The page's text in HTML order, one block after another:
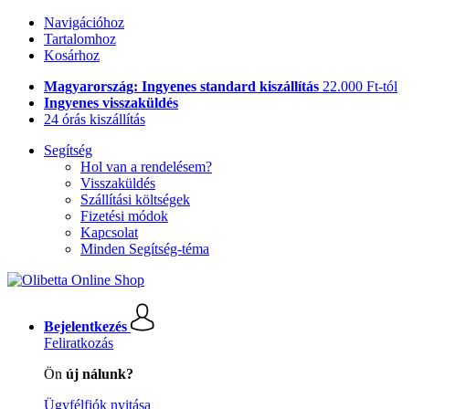
Navigációhoz
Tartalomhoz
Kosárhoz
Magyarország: Ingyenes standard kiszállítás 22.000 Ft-tól
Ingyenes visszaküldés
24 órás kiszállítás
Segítség
Hol van a rendelésem?
Visszaküldés
Szállítási költségek
Fizetési módok
Kapcsolat
Minden Segítség-téma
Bejelentkezés
Feliratkozás
Ön új nálunk?
Ügyfélfiók nyitása